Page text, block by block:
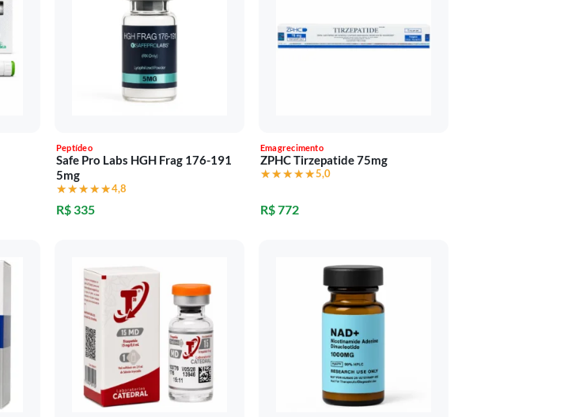
Peptídeo
Safe Pro Labs HGH Frag 176-191
5mg
★★★★★
★★★★★4,8
R$ 335
Emagrecimento
ZPHC Tirzepatide 75mg
★★★★★
★★★★★5,0
R$ 772